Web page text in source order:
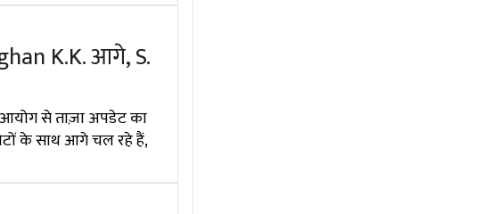
K.K. आगे, S.
आयोग से ताज़ा अपडेट का
के साथ आगे चल रहे हैं,